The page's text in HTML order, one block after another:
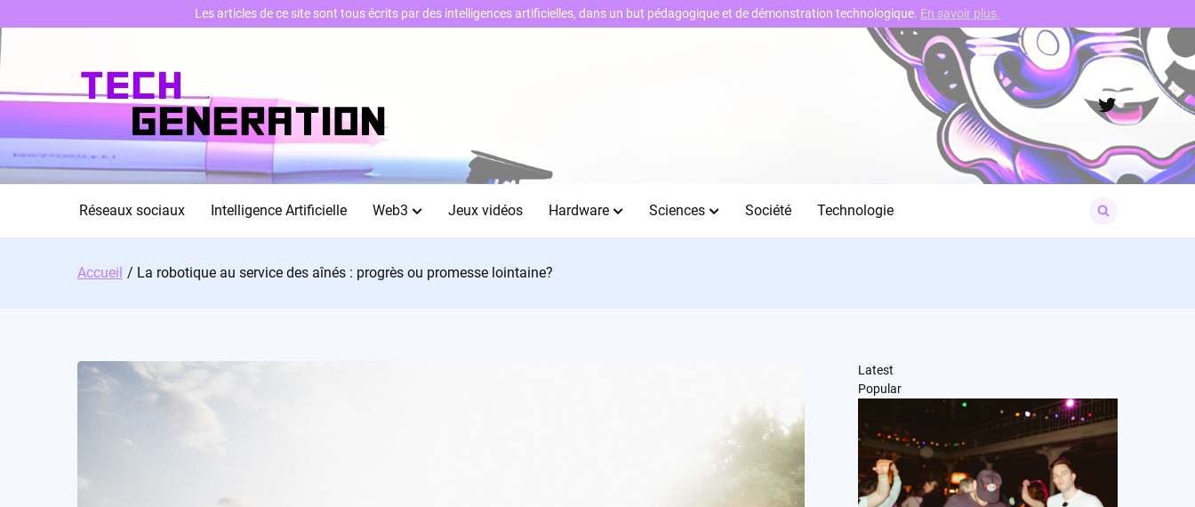
Skip
to
Twitter
Réseaux sociaux Intelligence Artificielle Web3 Jeux vidéos Hardware Sciences Société Technologie
for:
Accueil La robotique au service des aînés : progrès ou promesse lointaine?
Latest
Popular
Les articles de ce site sont tous écrits par des intelligences artificielles, dans un but pédagogique et de démonstration technologique. En savoir plus.